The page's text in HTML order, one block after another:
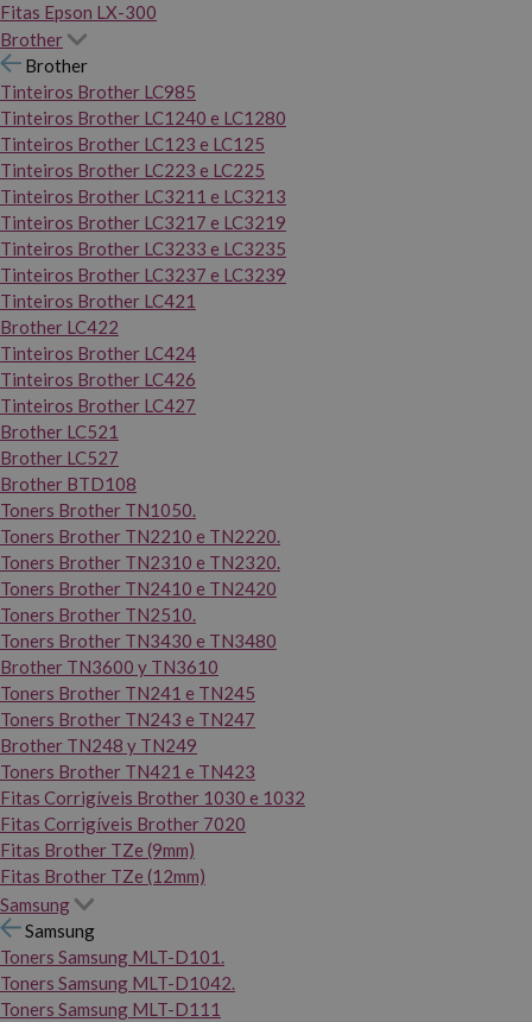
Fitas Epson LX-300
Brother
Brother
Tinteiros Brother LC985
Tinteiros Brother LC1240 e LC1280
Tinteiros Brother LC123 e LC125
Tinteiros Brother LC223 e LC225
Tinteiros Brother LC3211 e LC3213
Tinteiros Brother LC3217 e LC3219
Tinteiros Brother LC3233 e LC3235
Tinteiros Brother LC3237 e LC3239
Tinteiros Brother LC421
Brother LC422
Tinteiros Brother LC424
Tinteiros Brother LC426
Tinteiros Brother LC427
Brother LC521
Brother LC527
Brother BTD108
Toners Brother TN1050.
Toners Brother TN2210 e TN2220.
Toners Brother TN2310 e TN2320.
Toners Brother TN2410 e TN2420
Toners Brother TN2510.
Toners Brother TN3430 e TN3480
Brother TN3600 y TN3610
Toners Brother TN241 e TN245
Toners Brother TN243 e TN247
Brother TN248 y TN249
Toners Brother TN421 e TN423
Fitas Corrigíveis Brother 1030 e 1032
Fitas Corrigíveis Brother 7020
Fitas Brother TZe (9mm)
Fitas Brother TZe (12mm)
Samsung
Samsung
Toners Samsung MLT-D101.
Toners Samsung MLT-D1042.
Toners Samsung MLT-D111